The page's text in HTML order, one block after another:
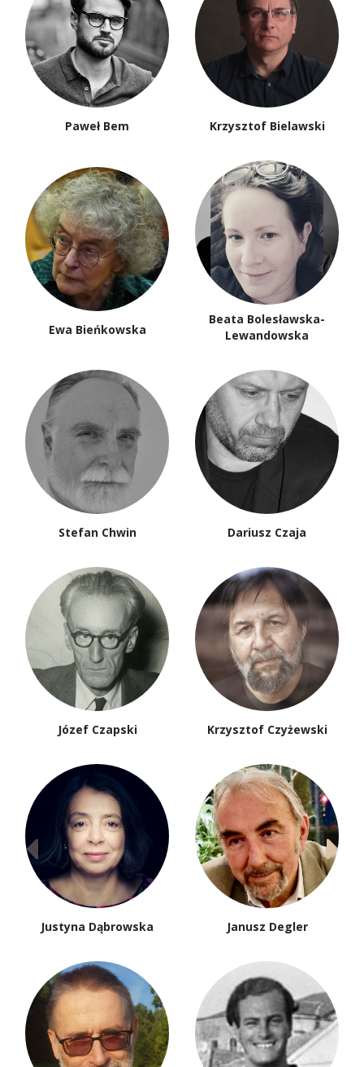
Paweł Bem Krzysztof Bielawski
Ewa Bieńkowska
Beata Bolesławska-
Lewandowska
Stefan Chwin Dariusz Czaja
Józef Czapski Krzysztof Czyżewski
Justyna Dąbrowska Janusz Degler